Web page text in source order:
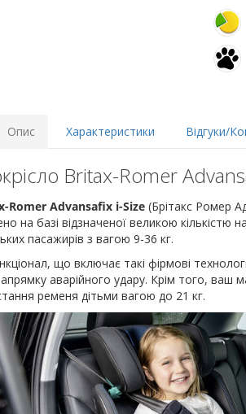
Опис Характеристики Відгуки/
Britax-Romer
Romer Advansafix i-Size (Брітакс Ромер
на базі відзначеної великою
пасажирів з вагою 9-36 кг.
що включає такі фірмові
аварійного удару. Крім того,
ременя дітьми вагою до 21 кг.